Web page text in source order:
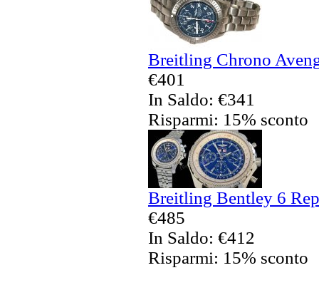
Breitling Chrono
€401
In Saldo: €341
Risparmi: 15% sconto
Breitling Bentley 6
€485
In Saldo: €412
Risparmi: 15% sconto